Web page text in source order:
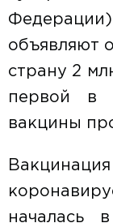
объявляют
страну 2
первой в
вакцины
началась